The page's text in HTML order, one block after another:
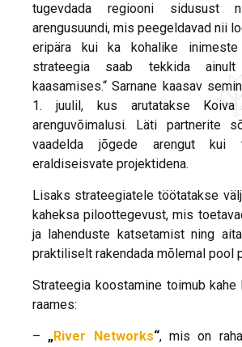
tugevdada regiooni sidusust
arengusuundi, mis peegeldavad nii
eripära kui ka kohalike
strateegia saab tekkida
kaasamises.“ Sarnane kaasav
1. juulil, kus arutatakse Koiva
arenguvõimalusi. Läti partnerite
vaadelda jõgede arengut kui
eraldiseisvate projektidena.
Lisaks strateegiatele töötatakse
kaheksa piloottegevust, mis
ja lahenduste katsetamist ning
praktiliselt rakendada mõlemal pool
Strateegia koostamine toimub
raames:
– „River Networks“, mis on